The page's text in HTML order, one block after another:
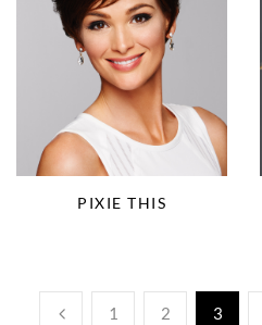
PIXIE THIS
1 2 3